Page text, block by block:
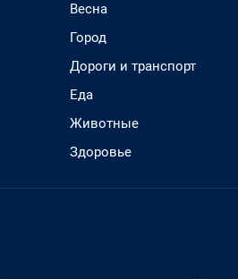
Весна
Город
Дороги и транспорт
Еда
Животные
Здоровье